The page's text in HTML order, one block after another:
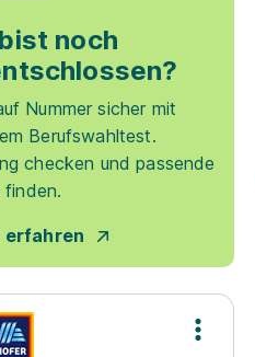
noch
Nummer sicher mit
Berufswahltest.
checken und passende
finden.
erfahren